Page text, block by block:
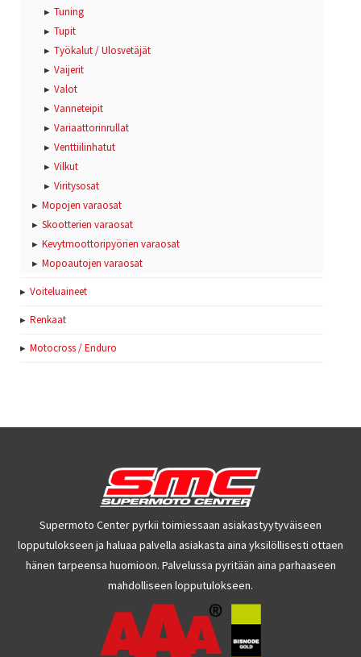
Tuning
Tupit
Työkalut / Ulosvetäjät
Vaijerit
Valot
Vanneteipit
Variaattorinrullat
Venttiilinhatut
Vilkut
Viritysosat
Mopojen varaosat
Skootterien varaosat
Kevytmoottoripyörien varaosat
Mopoautojen varaosat
Voiteluaineet
Renkaat
Motocross / Enduro
Supermoto Center pyrkii toimiessaan asiakastyytyväiseen
lopputulokseen ja haluaa palvella asiakasta aina yksilöllisesti ottaen
hänen tarpeensa huomioon. Palvelussa pyritään aina parhaaseen
mahdolliseen lopputulokseen.